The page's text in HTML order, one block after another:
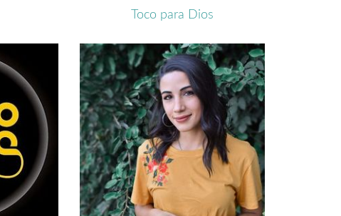
Toco para Dios